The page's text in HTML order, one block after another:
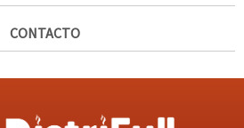
CONTACTO